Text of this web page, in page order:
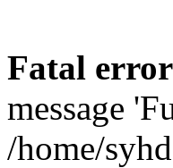
Fatal error
message
/home/